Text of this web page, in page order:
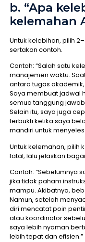
b. “Apa
kelemahan
Untuk kelebihan, pilih
sertakan contoh.
Contoh: “Salah satu
manajemen waktu.
antara tugas
Saya membuat jadwal
semua tanggung
Selain itu, saya juga
terbukti ketika saya
mandiri untuk
Untuk kelemahan, pilih
fatal, lalu jelaskan
Contoh: “Sebelumnya
jika tidak paham
mampu. Akibatnya,
Namun, setelah
diri mencatat poin
atau koordinator
saya lebih nyaman
lebih tepat dan efisien.”